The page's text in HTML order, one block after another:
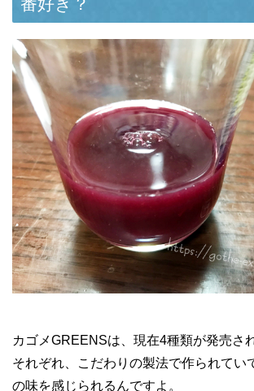
カゴメGREENSは、現在4種類が発売さ
それぞれ、こだわりの製法で作られてい
の味を感じられるんですよ。